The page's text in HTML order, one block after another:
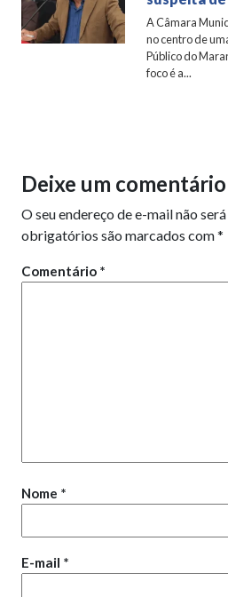
A Câmara
no centro de
Público do
foco é a...
Deixe um comentário
O seu endereço de e-mail não
obrigatórios são marcados com*
Comentário *
Nome *
E-mail *